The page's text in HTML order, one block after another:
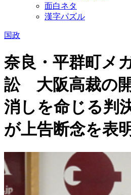
面白ネタ
漢字パズル
国政
奈良・平群町メ
訟 大阪高裁の
消しを命じる判
が上告断念を表